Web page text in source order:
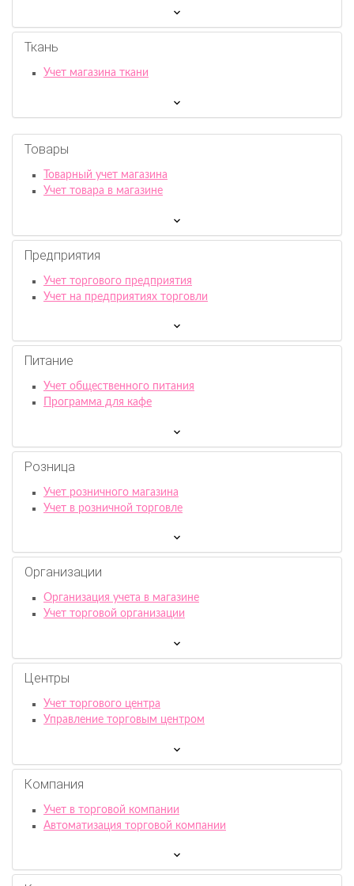
Ткань
Учет магазина ткани
Товары
Товарный учет магазина
Учет товара в магазине
Предприятия
Учет торгового предприятия
Учет на предприятиях торговли
Питание
Учет общественного питания
Программа для кафе
Розница
Учет розничного магазина
Учет в розничной торговле
Организации
Организация учета в магазине
Учет торговой организации
Центры
Учет торгового центра
Управление торговым центром
Компания
Учет в торговой компании
Автоматизация торговой компании